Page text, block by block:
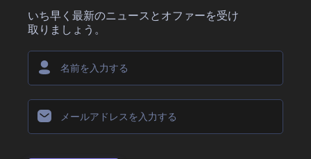
いち早く最新のニュースとオファーを受け
取りましょう。